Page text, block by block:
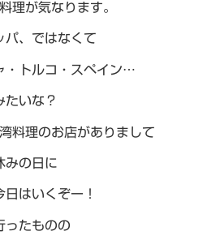
理が気なります。
パ、ではなくて
・トルコ・スペイン…
たいな？
料理のお店がありまして
みの日に
日はいくぞー！
ったものの